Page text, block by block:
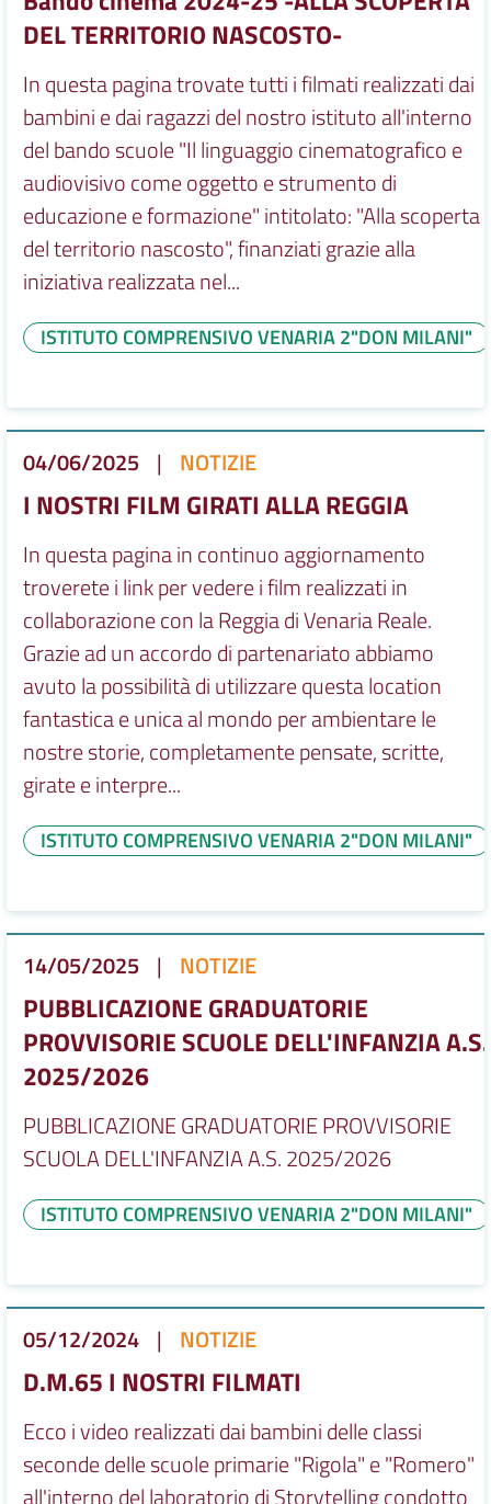
DEL TERRITORIO NASCOSTO-
In questa pagina trovate tutti i filmati realizzati dai
bambini e dai ragazzi del nostro istituto all'interno
del bando scuole "Il linguaggio cinematografico e
audiovisivo come oggetto e strumento di
educazione e formazione" intitolato: "Alla scoperta
del territorio nascosto", finanziati grazie alla
iniziativa realizzata nel...
ISTITUTO COMPRENSIVO VENARIA 2"DON MILANI"
04/06/2025 | NOTIZIE
I NOSTRI FILM GIRATI ALLA REGGIA
In questa pagina in continuo aggiornamento
troverete i link per vedere i film realizzati in
collaborazione con la Reggia di Venaria Reale.
Grazie ad un accordo di partenariato abbiamo
avuto la possibilità di utilizzare questa location
fantastica e unica al mondo per ambientare le
nostre storie, completamente pensate, scritte,
girate e interpre...
ISTITUTO COMPRENSIVO VENARIA 2"DON MILANI"
14/05/2025 | NOTIZIE
PUBBLICAZIONE GRADUATORIE
PROVVISORIE SCUOLE DELL'INFANZIA A.S.
2025/2026
PUBBLICAZIONE GRADUATORIE PROVVISORIE
SCUOLA DELL'INFANZIA A.S. 2025/2026
ISTITUTO COMPRENSIVO VENARIA 2"DON MILANI"
05/12/2024 | NOTIZIE
D.M.65 I NOSTRI FILMATI
Ecco i video realizzati dai bambini delle classi
seconde delle scuole primarie "Rigola" e "Romero"
all'interno del laboratorio di Storytelling condotto